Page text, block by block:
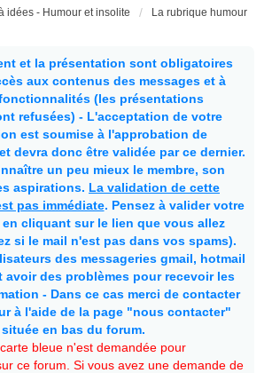
idées - Humour et insolite La rubrique humour
et la présentation sont obligatoires
aux contenus des messages et à
(les présentations
refusées) - L'acceptation de votre
est soumise à l'approbation de
devra donc être validée par ce dernier.
un peu mieux le membre, son
aspirations. La validation de cette
pas immédiate. Pensez à valider votre
en cliquant sur le lien que vous allez
si le mail n'est pas dans vos spams).
des messageries gmail, hotmail
avoir des problèmes pour recevoir les
- Dans ce cas merci de contacter
à l'aide de la page "nous contacter"
située en bas du forum.
bleue n'est demandée pour
ce forum. Si vous avez une demande de